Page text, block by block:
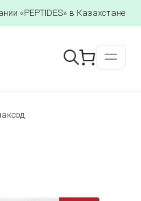
«PEPTIDES» в Казахстане